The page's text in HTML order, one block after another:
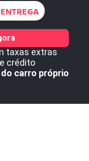
taxas extras
crédito
carro próprio